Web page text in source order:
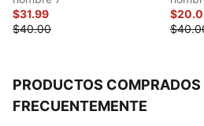
$31.99
$40.00
PRODUCTOS
FRECUENTEMENTE